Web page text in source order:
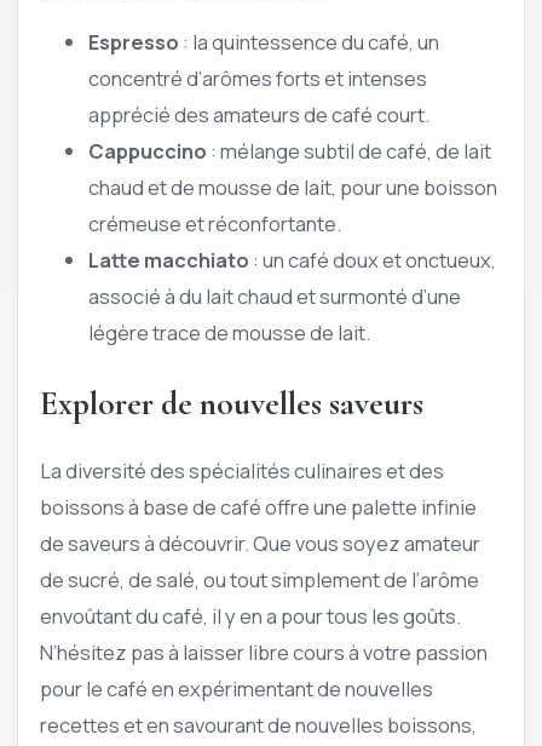
Espresso : la quintessence du café, un
concentré d’arômes forts et intenses
apprécié des amateurs de café court.
Cappuccino : mélange subtil de café, de lait
chaud et de mousse de lait, pour une boisson
crémeuse et réconfortante.
Latte macchiato : un café doux et onctueux,
associé à du lait chaud et surmonté d’une
légère trace de mousse de lait.
Explorer de nouvelles saveurs
La diversité des spécialités culinaires et des
boissons à base de café offre une palette infinie
de saveurs à découvrir. Que vous soyez amateur
de sucré, de salé, ou tout simplement de l’arôme
envoûtant du café, il y en a pour tous les goûts.
N’hésitez pas à laisser libre cours à votre passion
pour le café en expérimentant de nouvelles
recettes et en savourant de nouvelles boissons,